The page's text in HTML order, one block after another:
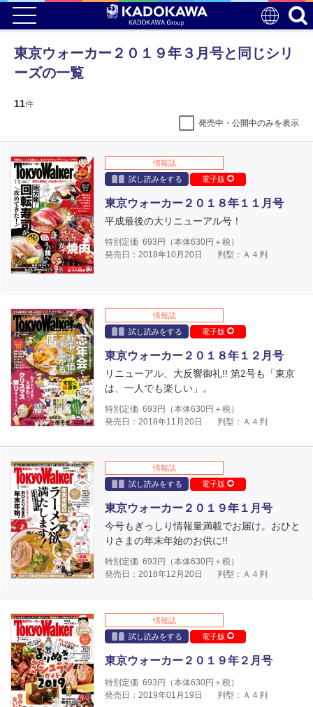
東京ウォーカー２０１９年３月号と同じシリ
ーズの一覧
11件
発売中・公開中のみを表示
情報誌
試し読みをする
電子版
東京ウォーカー２０１８年１１月号
平成最後の大リニューアル号！
特別定価 693 円（本体630円＋税）
発売日：2018年10月20日
判型：Ａ４判
情報誌
試し読みをする
電子版
東京ウォーカー２０１８年１２月号
リニューアル、大反響御礼!! 第2号も「東京
は、一人でも楽しい」。
特別定価 693 円（本体630円＋税）
発売日：2018年11月20日
判型：Ａ４判
情報誌
試し読みをする
電子版
東京ウォーカー２０１９年１月号
今号もぎっしり情報量満載でお届け。おひと
りさまの年末年始のお供に!!
特別定価 693 円（本体630円＋税）
発売日：2018年12月20日
判型：Ａ４判
情報誌
試し読みをする
電子版
東京ウォーカー２０１９年２月号
特別定価 693円（本体630円＋税）
発売日：2019年01月19日
判型：Ａ４判